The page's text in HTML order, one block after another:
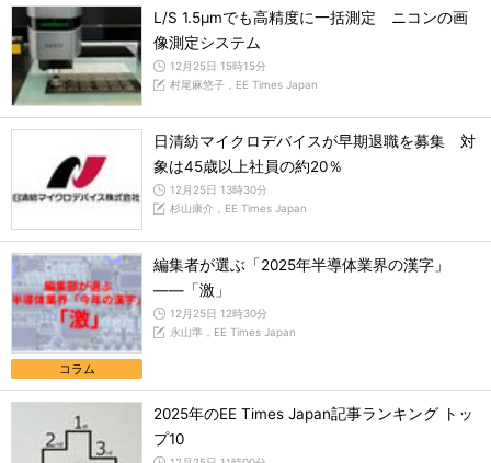
L/S 1.5μmでも高精度に一括測定 ニコンの画
像測定システム
12月25日 15時15分
村尾麻悠子，EE Times Japan
日清紡マイクロデバイスが早期退職を募集 対
象は45歳以上社員の約20％
12月25日 13時30分
杉山康介，EE Times Japan
コラム
編集者が選ぶ「2025年半導体業界の漢字」
――「激」
12月25日 12時30分
永山準，EE Times Japan
2025年のEE Times Japan記事ランキング トッ
プ10